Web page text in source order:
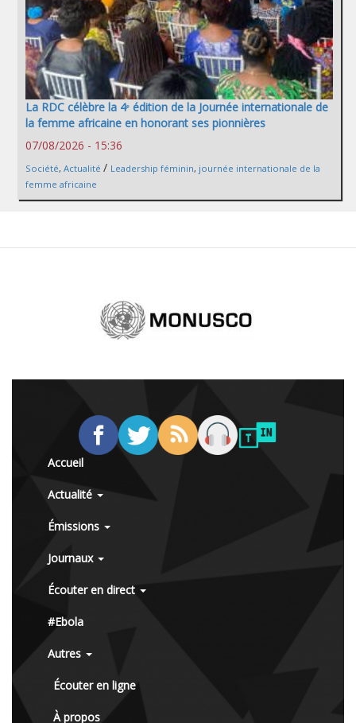
La RDC célèbre la 4ᵉ édition de la Journée internationale de
la femme africaine en honorant ses pionnières
07/08/2026 - 15:36
Société, Actualité / Leadership féminin, journée internationale de la
femme africaine
Accueil
Actualité
Émissions
Journaux
Écouter en direct
#Ebola
Autres
Écouter en ligne
À propos